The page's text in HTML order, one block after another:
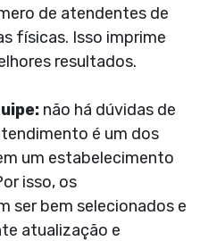
de atendentes de
físicas. Isso imprime
resultados.
: não há dúvidas de
é um dos
um estabelecimento
isso, os
ser bem selecionados e
atualização e